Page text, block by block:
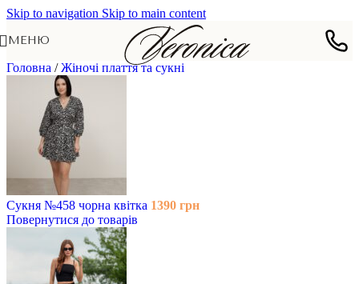
Skip to navigation Skip to main content
МЕНЮ
Головна / Жіночі плаття та сукні
Сукня №458 чорна квітка 1390 грн
Повернутися до товарів